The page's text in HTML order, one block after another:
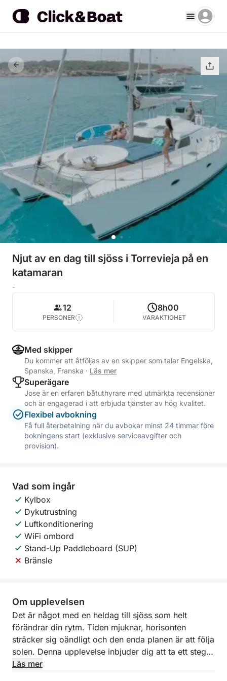
Njut av en dag till sjöss i Torrevieja på en
katamaran
-
12
PERSONER
8h00
VARAKTIGHET
Med skipper
Du kommer att åtföljas av en skipper som talar Engelska,
Spanska, Franska · Läs mer
Superägare
Jose är en erfaren båtuthyrare med utmärkta recensioner
och är engagerad i att erbjuda tjänster av hög kvalitet.
Flexibel avbokning
Få full återbetalning när du avbokar minst 24 timmar före
bokningens start (exklusive serviceavgifter och
provision).
Vad som ingår
Kylbox
Dykutrustning
Luftkonditionering
WiFi ombord
Stand-Up Paddleboard (SUP)
Bränsle
Om upplevelsen
Det är något med en heldag till sjöss som helt
förändrar din rytm. Tiden mjuknar, horisonten
sträcker sig oändligt och den enda planen är att följa
solen. Denna upplevelse inbjuder dig att ta ett steg
bort från den livliga kustlinjen och utforska
Läs mer